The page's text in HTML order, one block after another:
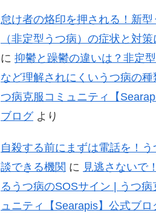
怠け者の烙印を押される！新型
（非定型うつ病）の症状と対
に 抑鬱と躁鬱の違いは？非定
など理解されにくいうつ病の種
つ病克服コミュニティ【
ブログより
自殺する前にまずは電話を！う
談できる機関 に 見逃さないで
るうつ病のSOSサイン | うつ病
ュニティ【Searapis】公式ブロ